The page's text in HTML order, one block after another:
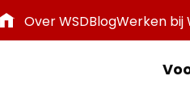
Over WSDBlogWerken bij